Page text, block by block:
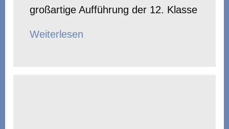
großartige Aufführung der 12. Klasse
Weiterlesen